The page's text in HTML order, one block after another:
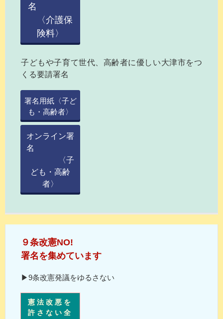
名
〈介護保
険料〉
子どもや子育て世代、高齢者に優しい大津市をつ
くる要請署名
署名用紙〈子ど
も・高齢者〉
オンライン署
名
〈子
ども・高齢
者〉
９条改憲NO!
署名を集めています
▶9条改憲発議をゆるさない
憲法改悪を
許さない全